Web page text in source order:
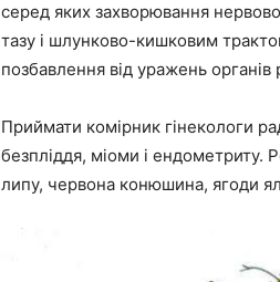
серед яких захворювання
тазу і шлунково-кишковим
позбавлення від уражень
Приймати комірник гінекологи
безпліддя, міоми і ендометриту.
липу, червона конюшина, ягоди